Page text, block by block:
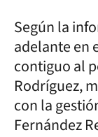
Según la
adelante en
contiguo al
Rodríguez,
con la
Fernández